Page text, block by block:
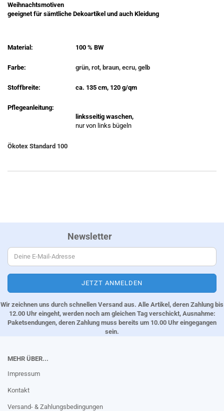
Weihnachtsmotiven
geeignet für sämtliche Dekoartikel und auch Kleidung
Material: 100 % BW
Farbe: grün, rot, braun, ecru, gelb
Stoffbreite: ca. 135 cm, 120 g/qm
Pflegeanleitung:
linksseitig waschen,
nur von links bügeln
Ökotex Standard 100
Newsletter
Wir zeichnen uns durch schnellen Versand aus. Alle Artikel, deren Zahlung bis
12.00 Uhr eingeht, werden noch am gleichen Tag verschickt, Ausnahme:
Paketsendungen, deren Zahlung muss bereits um 10.00 Uhr eingegangen
sein.
MEHR ÜBER...
Impressum
Kontakt
Versand- & Zahlungsbedingungen